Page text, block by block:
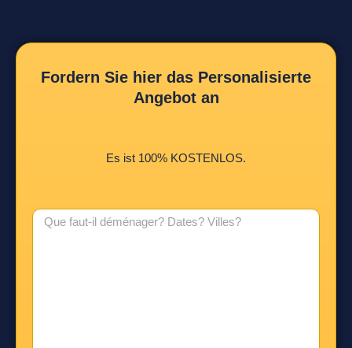
Fordern Sie hier das Personalisierte
Angebot an
Es ist 100% KOSTENLOS.